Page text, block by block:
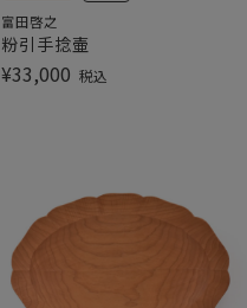
富田啓之
粉引手捻壷
¥33,000 税込